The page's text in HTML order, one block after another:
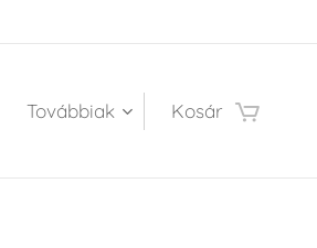
Továbbiak Kosár